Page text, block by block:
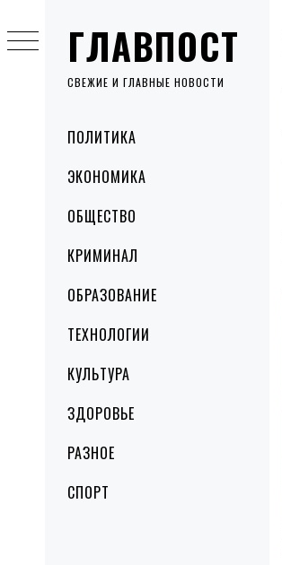
ГЛАВПОСТ
СВЕЖИЕ И ГЛАВНЫЕ НОВОСТИ
MenuПОЛИТИКА
ЭКОНОМИКА
ОБЩЕСТВО
КРИМИНАЛ
ОБРАЗОВАНИЕ
ТЕХНОЛОГИИ
КУЛЬТУРА
ЗДОРОВЬЕ
РАЗНОЕ
СПОРТ
to
content